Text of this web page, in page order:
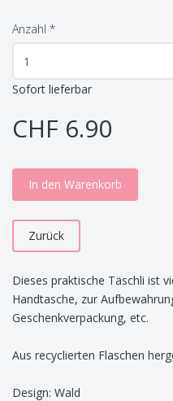
Anzahl *
Sofort lieferbar
CHF 6.90
In den Warenkorb
Zurück
Dieses praktische Täschli ist
Handtasche, zur
Geschenkverpackung, etc.
Aus recyclierten Flaschen
Design: Wald